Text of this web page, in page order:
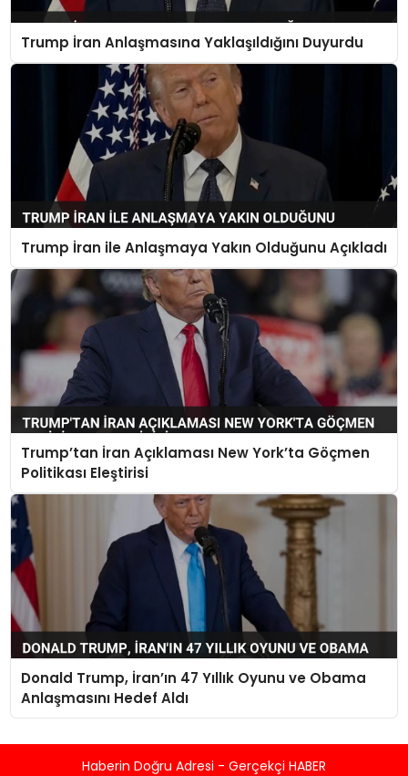
Trump İran Anlaşmasına Yaklaşıldığını Duyurdu
Trump İran ile Anlaşmaya Yakın Olduğunu Açıkladı
Trump’tan İran Açıklaması New York’ta Göçmen
Politikası Eleştirisi
Donald Trump, İran’ın 47 Yıllık Oyunu ve Obama
Anlaşmasını Hedef Aldı
Haberin Doğru Adresi - Gerçekçi HABER